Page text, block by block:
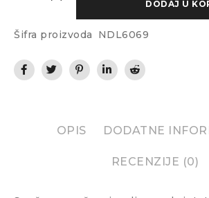
DODAJ U
Šifra proizvoda NDL6069
OPIS DODATNE
RECENZIJE (0)